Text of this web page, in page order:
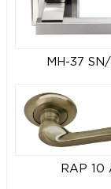
MH-37
RAP 10